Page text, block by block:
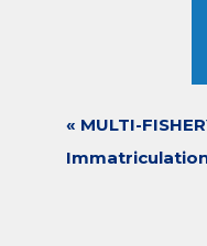
« MULTI-
Immatriculation